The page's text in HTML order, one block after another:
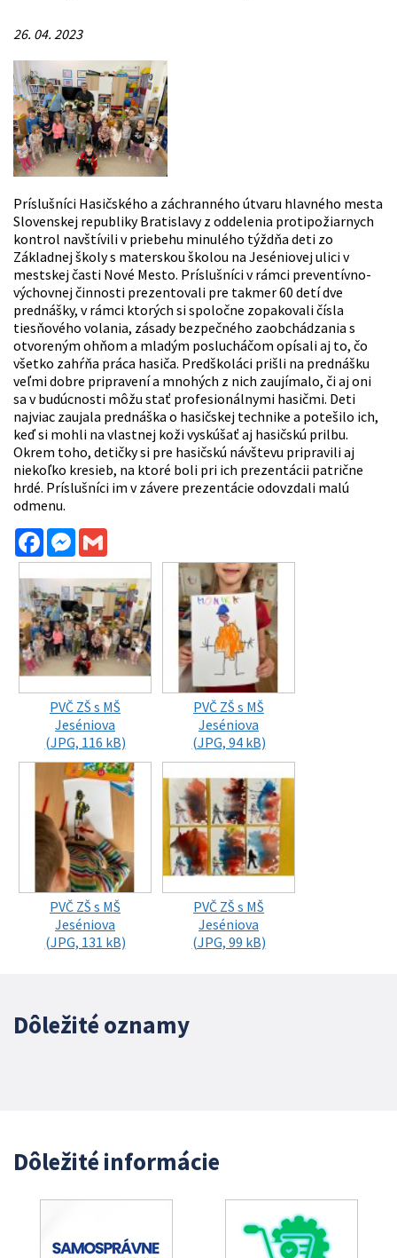
26. 04. 2023
Príslušníci Hasičského a záchranného útvaru hlavného mesta
Slovenskej republiky Bratislavy z oddelenia protipožiarnych
kontrol navštívili v priebehu minulého týždňa deti zo
Základnej školy s materskou školou na Jeséniovej ulici v
mestskej časti Nové Mesto. Príslušníci v rámci preventívno-
výchovnej činnosti prezentovali pre takmer 60 detí dve
prednášky, v rámci ktorých si spoločne zopakovali čísla
tiesňového volania, zásady bezpečného zaobchádzania s
otvoreným ohňom a mladým poslucháčom opísali aj to, čo
všetko zahŕňa práca hasiča. Predškoláci prišli na prednášku
veľmi dobre pripravení a mnohých z nich zaujímalo, či aj oni
sa v budúcnosti môžu stať profesionálnymi hasičmi. Deti
najviac zaujala prednáška o hasičskej technike a potešilo ich,
keď si mohli na vlastnej koži vyskúšať aj hasičskú prilbu.
Okrem toho, detičky si pre hasičskú návštevu pripravili aj
niekoľko kresieb, na ktoré boli pri ich prezentácii patrične
hrdé. Príslušníci im v závere prezentácie odovzdali malú
odmenu.
FacebookMessenger
PVČ ZŠ s MŠ
Jeséniova
(JPG, 116 kB)
PVČ ZŠ s MŠ
Jeséniova
(JPG, 94 kB)
PVČ ZŠ s MŠ
Jeséniova
(JPG, 131 kB)
PVČ ZŠ s MŠ
Jeséniova
(JPG, 99 kB)
Dôležité oznamy
Dôležité informácie